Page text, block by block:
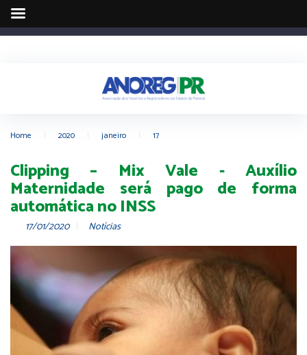
Home 2020 janeiro 17
Clipping – Mix Vale - Auxílio
Maternidade será pago de forma
automática no INSS
17/01/2020 Notícias